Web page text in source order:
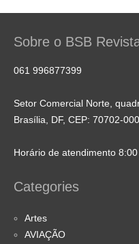
Sobre o BSB
061 996877399
Setor Comercial Norte,
Brasília, DF, CEP: 70702-000
Horário de atendimento
Categories
Artes
AVIAÇÃO